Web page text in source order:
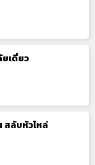
เดี่ยว
สลับหัวไหล่